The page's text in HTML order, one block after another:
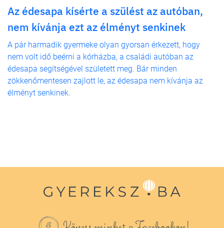
Az édesapa kísérte a szülést az autóban,
nem kívánja ezt az élményt senkinek
A pár harmadik gyermeke olyan gyorsan érkezett, hogy
nem volt idő beérni a kórházba, a családi autóban az
édesapa segítségével született meg. Bár minden
zökkenőmentesen zajlott le, az édesapa nem kívánja az
élményt senkinek.